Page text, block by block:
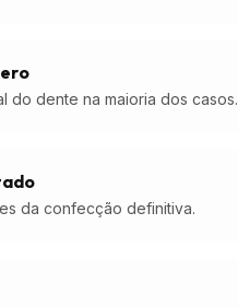
do dente na maioria dos casos.
da confecção definitiva.